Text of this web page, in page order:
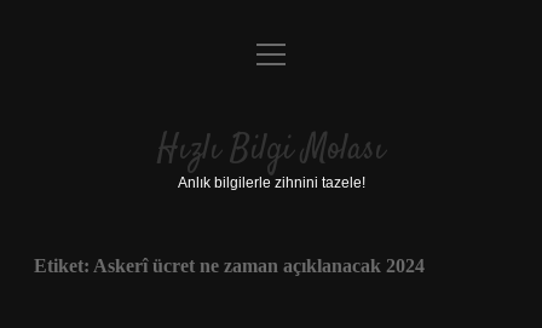
Anasayfa
Yasal Uyarı
menüyü
Hızlı Bilgi Molası
Anlık bilgilerle zihnini tazele!
Etiket: Askerî ücret ne zaman açıklanacak 2024